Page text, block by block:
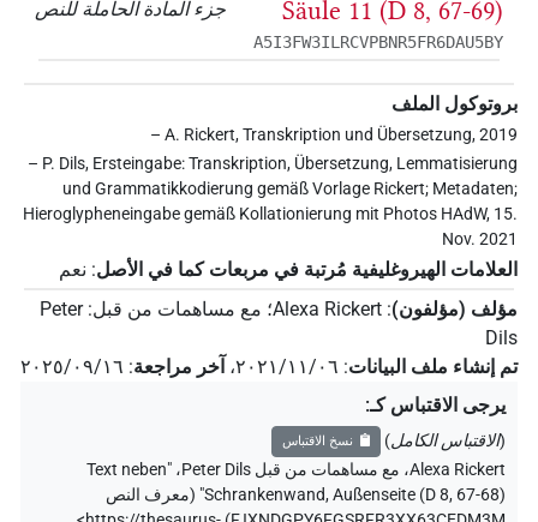
جزء المادة الحاملة للنص
Säule 11 (D 8, 67-69)
A5I3FW3ILRCVPBNR5FR6DAU5BY
بروتوكول الملف
– A. Rickert, Transkription und Übersetzung, 2019
– P. Dils, Ersteingabe: Transkription, Übersetzung, Lemmatisierung
und Grammatikkodierung gemäß Vorlage Rickert; Metadaten;
Hieroglypheneingabe gemäß Kollationierung mit Photos HAdW, 15.
Nov. 2021
العلامات الهيروغليفية مُرتبة في مربعات كما في الأصل: نعم
مؤلف (مؤلفون):
Alexa Rickert؛ مع مساهمات من قبل:
Peter
Dils
تم إنشاء ملف البيانات: ٢٠٢١/١١/٠٦، آخر مراجعة: ٢٠٢٥/٠٩/١٦
يرجى الاقتباس كـ:
(الاقتباس الكامل) نسخ الاقتباس
Alexa Rickert، مع مساهمات من قبل Peter Dils، "Text neben
Schrankenwand, Außenseite (D 8, 67-68)" (
معرف النص